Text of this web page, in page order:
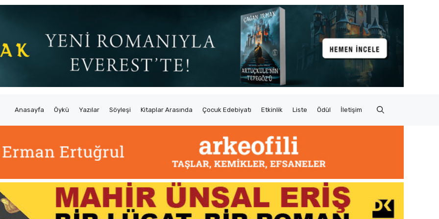
Anasayfa Öykü Yazılar Söyleşi Kitaplar Arasında Çocuk Edebiyatı Etkinlik Liste Ödül İletişim